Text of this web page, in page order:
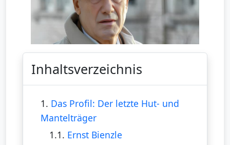
Inhaltsverzeichnis
1. Das Profil: Der letzte Hut- und
Mantelträger
1.1. Ernst Bienzle